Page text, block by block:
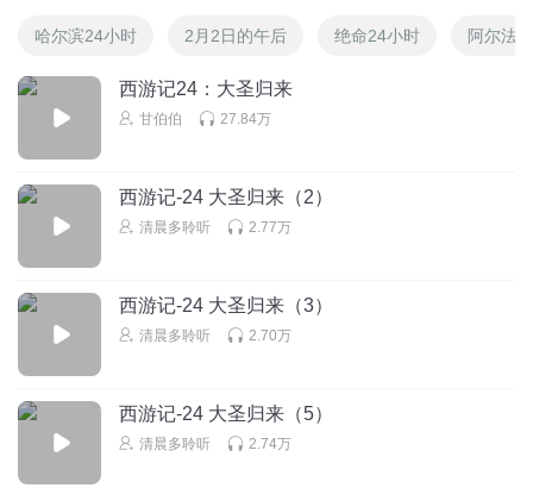
哈尔滨24小时 2月2日的午后 绝命24小时 阿尔法
西游记24：大圣归来
甘伯伯 27.84万
西游记-24 大圣归来（2）
清晨多聆听 2.77万
西游记-24 大圣归来（3）
清晨多聆听 2.70万
西游记-24 大圣归来（5）
清晨多聆听 2.74万